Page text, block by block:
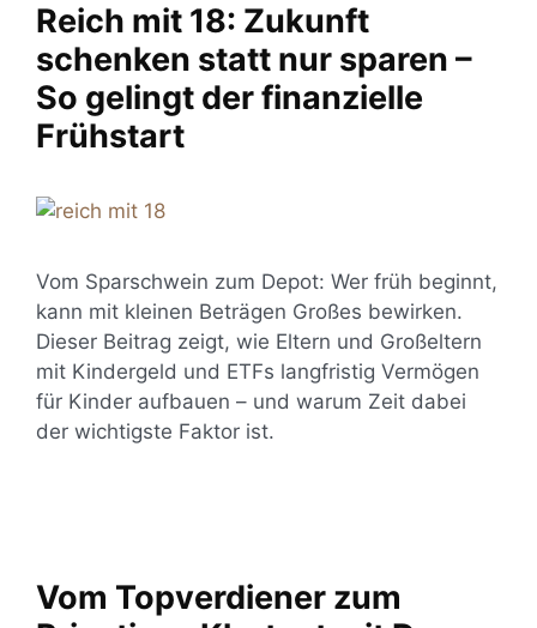
Reich mit 18: Zukunft
schenken statt nur sparen –
So gelingt der finanzielle
Frühstart
Vom Sparschwein zum Depot: Wer früh beginnt,
kann mit kleinen Beträgen Großes bewirken.
Dieser Beitrag zeigt, wie Eltern und Großeltern
mit Kindergeld und ETFs langfristig Vermögen
für Kinder aufbauen – und warum Zeit dabei
der wichtigste Faktor ist.
Vom Topverdiener zum